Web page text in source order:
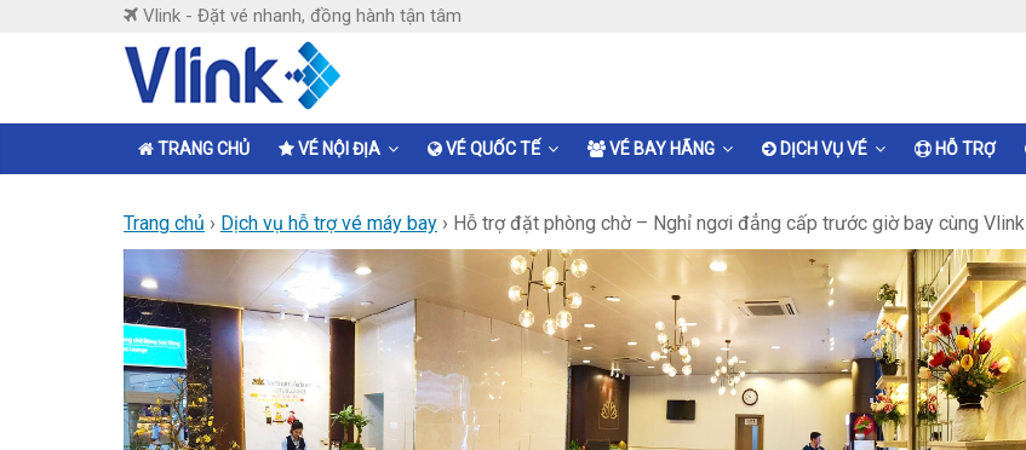
Vlink - Đặt vé nhanh, đồng hành tận tâm
Vlink
Đặt
vé
đồng
hành
tận
tâm
TRANG CHỦ VÉ NỘI ĐỊA VÉ QUỐC TẾ VÉ BAY HÃNG DỊCH VỤ VÉ HỖ TRỢ
Trang chủ › Dịch vụ hỗ trợ vé máy bay › Hỗ trợ đặt phòng chờ – Nghỉ ngơi đẳng cấp trước giờ bay cùng Vlink